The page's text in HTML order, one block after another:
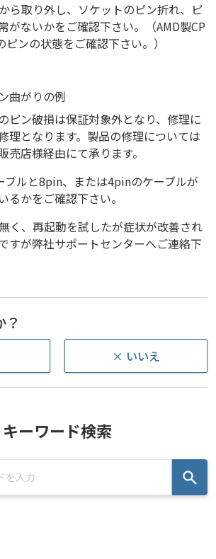
ら取り外し、ソケットのピン折れ、ピ
がないかをご確認下さい。（AMD製CP
ンの状態をご確認下さい。）
曲がりの例
ピン破損は保証対象外となり、修理に
理となります。製品の修理については
売店様経由にて承ります。
ブルと8pin、または4pinのケーブルが
るかをご確認下さい。
く、再起動を試したが症状が改善され
すが弊社サポートセンターへご連絡下
× いいえ
キーワード検索